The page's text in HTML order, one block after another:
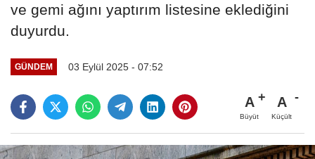
ve gemi ağını yaptırım listesine eklediğini
duyurdu.
GÜNDEM 03 Eylül 2025 - 07:52
A
Büyüt
A
Küçült